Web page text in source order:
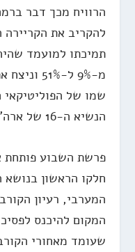
הרוויח מכך דבר
להקריב את הקריירה
תמיכתו למועמד
מ-9% ל-51% וניצח את הבחירות.
שמו של הפוליטיקאי
הנשיא ה-16 של ארה"ב.
פרשת השבוע פותחת
חלקו הראשון בנושא
המערבי, רעיון
המקום להיכנס
שעומד מאחורי